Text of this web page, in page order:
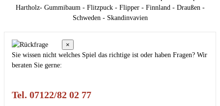
Hartholz- Gummibaum - Flitzpuck - Flipper - Finnland - Draußen -
Schweden - Skandinvavien
×
Sie wissen nicht welches Spiel das richtige ist oder haben Fragen? Wir
beraten Sie gerne:
Tel. 07122/82 02 77